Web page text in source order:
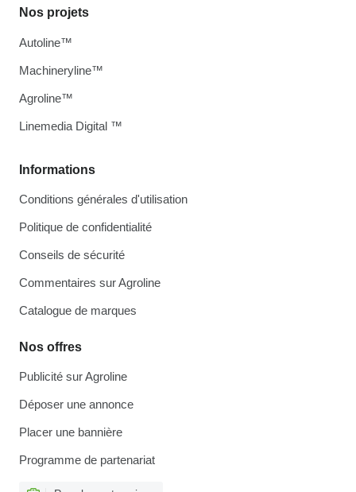
Informations
Conditions générales d'utilisation
Politique de confidentialité
Conseils de sécurité
Commentaires sur Agroline
Catalogue de marques
Nos offres
Publicité sur Agroline
Déposer une annonce
Placer une bannière
Programme de partenariat
Nos projets
Autoline™
Machineryline™
Agroline™
Linemedia Digital ™